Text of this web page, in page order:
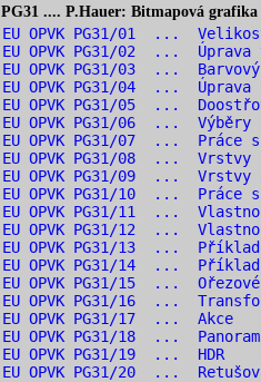
PG31 .... P.Hauer: Bitmapová grafika
EU OPVK PG31/01 ...
EU OPVK PG31/02 ...
EU OPVK PG31/03 ...
EU OPVK PG31/04 ... Úprava
EU OPVK PG31/05 ...
EU OPVK PG31/06 ... Výběry
EU OPVK PG31/07 ... Práce
EU OPVK PG31/08 ...
EU OPVK PG31/09 ... Vrstvy
EU OPVK PG31/10 ... Práce
EU OPVK PG31/11 ...
EU OPVK PG31/12 ...
EU OPVK PG31/13 ...
EU OPVK PG31/14 ...
EU OPVK PG31/15 ...
EU OPVK PG31/16 ...
EU OPVK PG31/17 ... Akce
EU OPVK PG31/18 ...
EU OPVK PG31/19 ... HDR
EU OPVK PG31/20 ...